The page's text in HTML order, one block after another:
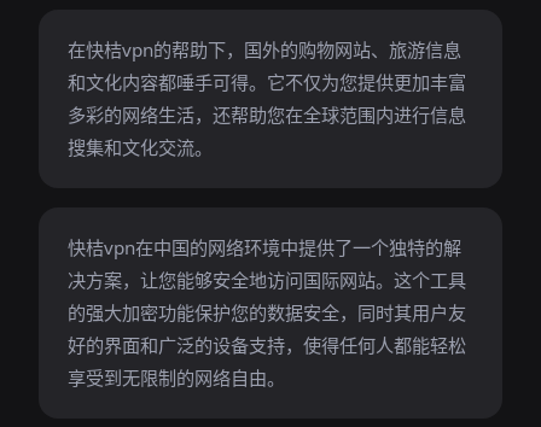
在快桔vpn的帮助下，国外的购物网站、旅游信息
和文化内容都唾手可得。它不仅为您提供更加丰富
多彩的网络生活，还帮助您在全球范围内进行信息
搜集和文化交流。
快桔vpn在中国的网络环境中提供了一个独特的解
决方案，让您能够安全地访问国际网站。这个工具
的强大加密功能保护您的数据安全，同时其用户友
好的界面和广泛的设备支持，使得任何人都能轻松
享受到无限制的网络自由。